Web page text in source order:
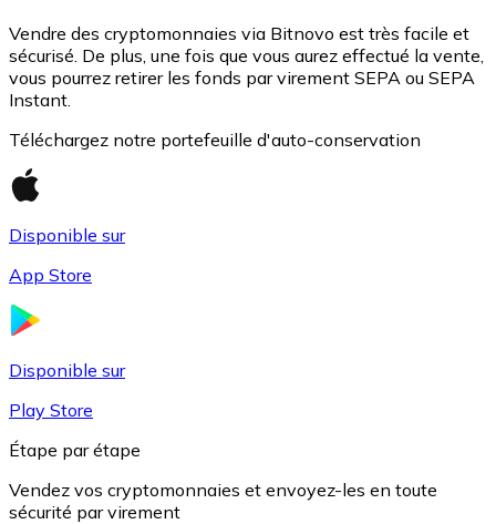
Ethereum
Vendre des cryptomonnaies via Bitnovo est très facile et
sécurisé. De plus, une fois que vous aurez effectué la vente,
vous pourrez retirer les fonds par virement SEPA ou SEPA
Instant.
Téléchargez notre portefeuille d'auto-conservation
Disponible sur
App Store
Disponible sur
Play Store
Étape par étape
Vendez vos cryptomonnaies et envoyez-les en toute
sécurité par virement